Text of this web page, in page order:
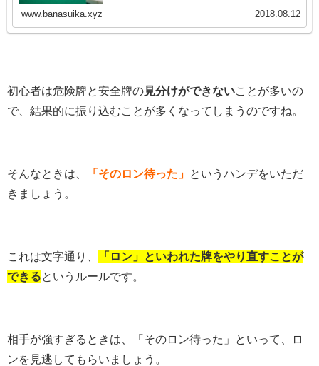
www.banasuika.xyz 2018.08.12
初心者は危険牌と安全牌の見分けができないことが多いの
で、結果的に振り込むことが多くなってしまうのですね。
そんなときは、 「そのロン待った」 というハンデをいただ
きましょう。
これは文字通り、
「ロン」といわれた牌をやり直すことが
できるというルールです。
相手が強すぎるときは、「そのロン待った」といって、ロ
ンを見逃してもらいましょう。